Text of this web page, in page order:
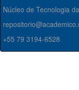
Núcleo de Tecnologia
+55 79 3194-6528